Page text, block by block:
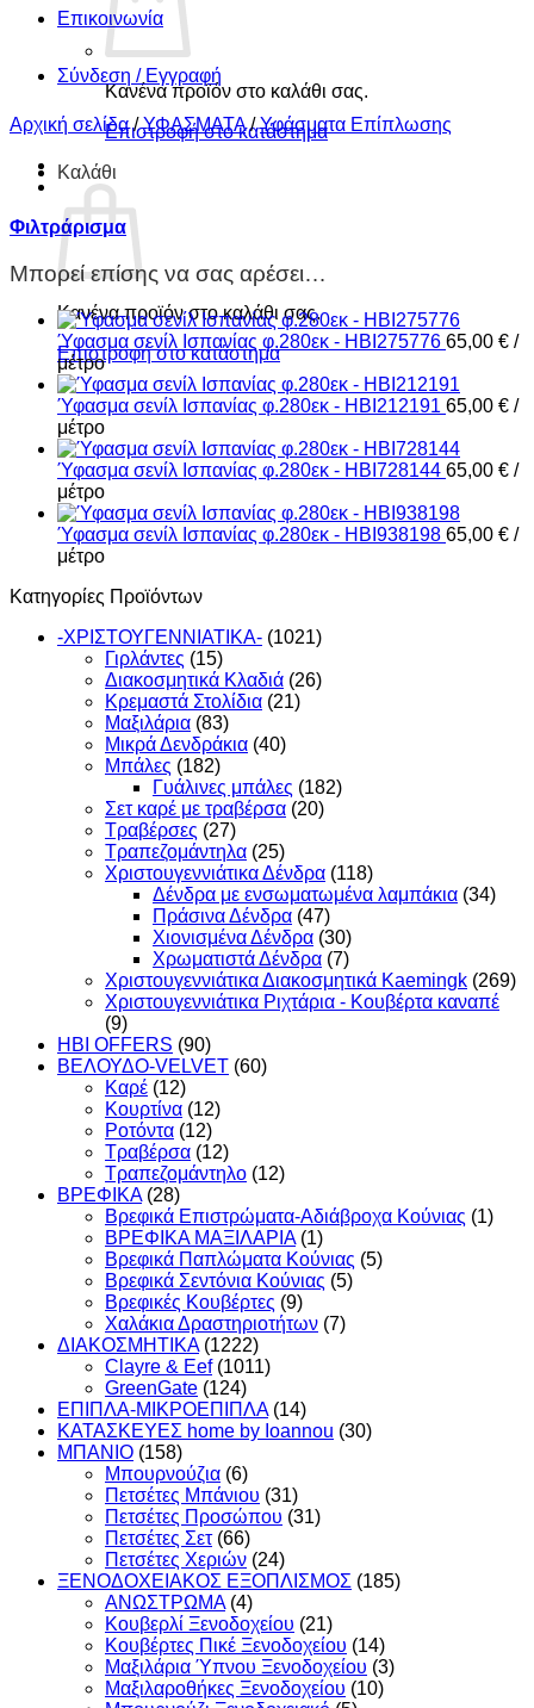
Κανένα προϊόν στο καλάθι σας.
Επιστροφή στο κατάστημα
Καλάθι
Κανένα προϊόν στο καλάθι σας.
Επιστροφή στο κατάστημα
Επικοινωνία
Σύνδεση / Εγγραφή
Αρχική σελίδα / ΥΦΑΣΜΑΤΑ / Υφάσματα Επίπλωσης
Φιλτράρισμα
Μπορεί επίσης να σας αρέσει…
Ύφασμα σενίλ Ισπανίας φ.280εκ - HBI275776 65,00 € /
μέτρο
Ύφασμα σενίλ Ισπανίας φ.280εκ - HBI212191 65,00 € /
μέτρο
Ύφασμα σενίλ Ισπανίας φ.280εκ - HBI728144 65,00 € /
μέτρο
Ύφασμα σενίλ Ισπανίας φ.280εκ - HBI938198 65,00 € /
μέτρο
Κατηγορίες Προϊόντων
-ΧΡΙΣΤΟΥΓΕΝΝIATIKA- (1021)
Γιρλάντες (15)
Διακοσμητικά Κλαδιά (26)
Κρεμαστά Στολίδια (21)
Μαξιλάρια (83)
Μικρά Δενδράκια (40)
Μπάλες (182)
Γυάλινες μπάλες (182)
Σετ καρέ με τραβέρσα (20)
Τραβέρσες (27)
Τραπεζομάντηλα (25)
Χριστουγεννιάτικα Δένδρα (118)
Δένδρα με ενσωματωμένα λαμπάκια (34)
Πράσινα Δένδρα (47)
Χιονισμένα Δένδρα (30)
Χρωματιστά Δένδρα (7)
Χριστουγεννιάτικα Διακοσμητικά Kaemingk (269)
Χριστουγεννιάτικα Ριχτάρια - Κουβέρτα καναπέ
(9)
HBI OFFERS (90)
ΒΕΛΟΥΔΟ-VELVET (60)
Καρέ (12)
Κουρτίνα (12)
Ροτόντα (12)
Τραβέρσα (12)
Τραπεζομάντηλο (12)
ΒΡΕΦΙΚΑ (28)
Βρεφικά Επιστρώματα-Αδιάβροχα Κούνιας (1)
ΒΡΕΦΙΚΑ ΜΑΞΙΛΑΡΙΑ (1)
Βρεφικά Παπλώματα Κούνιας (5)
Βρεφικά Σεντόνια Κούνιας (5)
Βρεφικές Κουβέρτες (9)
Χαλάκια Δραστηριοτήτων (7)
ΔΙΑΚΟΣΜΗΤΙΚΑ (1222)
Clayre & Eef (1011)
GreenGate (124)
ΕΠΙΠΛΑ-ΜΙΚΡΟΕΠΙΠΛΑ (14)
ΚΑΤΑΣΚΕΥΕΣ home by Ioannou (30)
ΜΠΑΝΙΟ (158)
Μπουρνούζια (6)
Πετσέτες Μπάνιου (31)
Πετσέτες Προσώπου (31)
Πετσέτες Σετ (66)
Πετσέτες Χεριών (24)
ΞΕΝΟΔΟΧΕΙΑΚΟΣ ΕΞΟΠΛΙΣΜΟΣ (185)
ΑΝΩΣΤΡΩΜΑ (4)
Κουβερλί Ξενοδοχείου (21)
Κουβέρτες Πικέ Ξενοδοχείου (14)
Μαξιλάρια Ύπνου Ξενοδοχείου (3)
Μαξιλαροθήκες Ξενοδοχείου (10)